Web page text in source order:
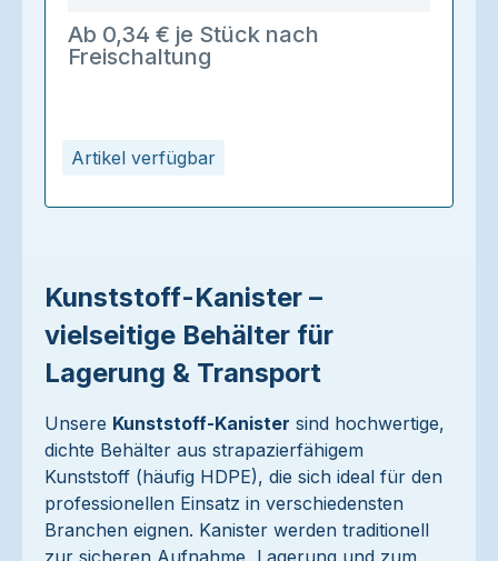
Artikel verfügbar
Ab 0,34 € je Stück nach
Freischaltung
Kunststoff-Kanister –
vielseitige Behälter für
Lagerung & Transport
Unsere Kunststoff-Kanister sind hochwertige,
dichte Behälter aus strapazierfähigem
Kunststoff (häufig HDPE), die sich ideal für den
professionellen Einsatz in verschiedensten
Branchen eignen. Kanister werden traditionell
zur sicheren Aufnahme, Lagerung und zum